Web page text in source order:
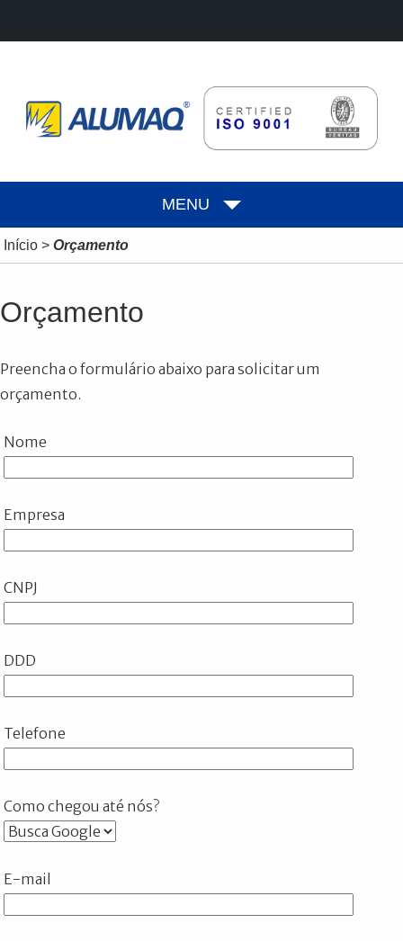
MENU
Início> Orçamento
Orçamento
Preencha o formulário abaixo para solicitar um
orçamento.
Nome
Empresa
CNPJ
DDD
Telefone
Como chegou até nós?
E-mail